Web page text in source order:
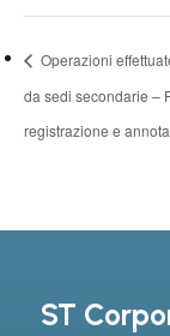
Operazioni
da sedi secondarie –
registrazione e
ST